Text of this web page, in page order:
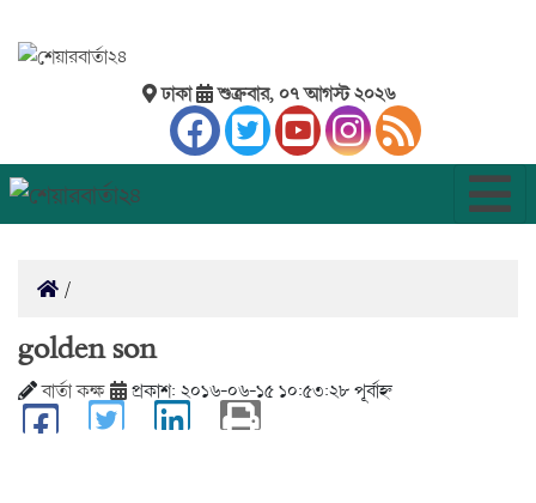
ঢাকা শুক্রবার, ০৭ আগস্ট ২০২৬
golden son
বার্তা কক্ষ প্রকাশ: ২০১৬-০৬-১৫ ১০:৫৩:২৮ পূর্বাহ্ন